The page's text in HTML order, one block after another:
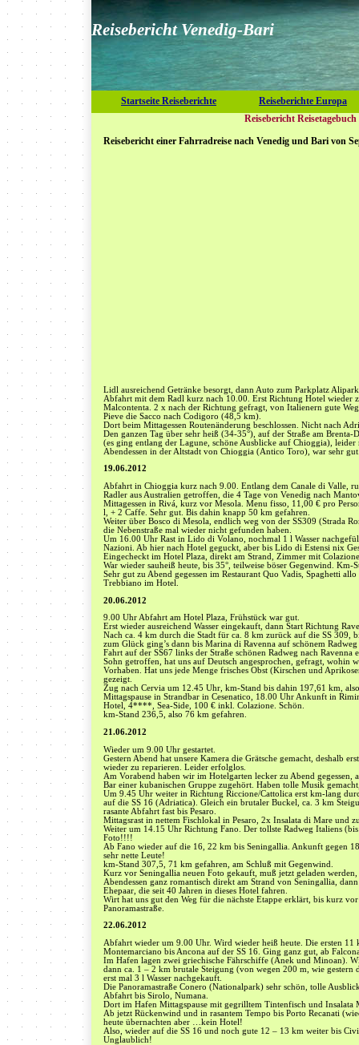
Reisebericht Venedig-Bari
Startseite Reiseberichte
Reiseberichte Europa
Reisebericht
Reisebericht einer Fahrradreise nach Venedig und Bari von
Lidl ausreichend Getränke besorgt, dann Auto zum Parkplatz
Abfahrt mit dem Radl kurz nach 10.00. Erst Richtung Hotel wieder
Malcontenta. 2 x nach der Richtung gefragt, von Italienern gute
Pieve die Sacco nach Codigoro (48,5 km).
Dort beim Mittagessen Routenänderung beschlossen. Nicht nach
Den ganzen Tag über sehr heiß (34-35°), auf der Straße am
(es ging entlang der Lagune, schöne Ausblicke auf Chioggia),
Abendessen in der Altstadt von Chioggia (Antico Toro), war sehr
19.06.2012
Abfahrt in Chioggia kurz nach 9.00. Entlang dem Canale di Valle,
Radler aus Australien getroffen, die 4 Tage von Venedig nach
Mittagessen in Rivá, kurz vor Mesola. Menu fisso, 11,00 € pro
l, + 2 Caffe. Sehr gut. Bis dahin knapp 50 km gefahren.
Weiter über Bosco di Mesola, endlich weg von der SS309 (Strada
die Nebenstraße mal wieder nicht gefunden haben.
Um 16.00 Uhr Rast in Lido di Volano, nochmal 1 l Wasser
Nazioni. Ab hier nach Hotel geguckt, aber bis Lido di Estensi nix
Eingecheckt im Hotel Plaza, direkt am Strand, Zimmer mit
War wieder sauheiß heute, bis 35°, teilweise böser Gegenwind.
Sehr gut zu Abend gegessen im Restaurant Quo Vadis, Spaghetti
Trebbiano im Hotel.
20.06.2012
9.00 Uhr Abfahrt am Hotel Plaza, Frühstück war gut.
Erst wieder ausreichend Wasser eingekauft, dann Start Richtung
Nach ca. 4 km durch die Stadt für ca. 8 km zurück auf die SS 309,
zum Glück ging’s dann bis Marina di Ravenna auf schönem
Fahrt auf der SS67 links der Straße schönen Radweg nach
Sohn getroffen, hat uns auf Deutsch angesprochen, gefragt, wohin
Vorhaben. Hat uns jede Menge frisches Obst (Kirschen und
gezeigt.
Zug nach Cervia um 12.45 Uhr, km-Stand bis dahin 197,61 km,
Mittagspause in Strandbar in Cesenatico, 18.00 Uhr Ankunft in
Hotel, 4****, Sea-Side, 100 € inkl. Colazione. Schön.
km-Stand 236,5, also 76 km gefahren.
21.06.2012
Wieder um 9.00 Uhr gestartet.
Gestern Abend hat unsere Kamera die Grätsche gemacht, deshalb
wieder zu reparieren. Leider erfolglos.
Am Vorabend haben wir im Hotelgarten lecker zu Abend gegessen,
Bar einer kubanischen Gruppe zugehört. Haben tolle Musik
Um 9.45 Uhr weiter in Richtung Riccione/Cattolica erst km-lang
auf die SS 16 (Adriatica). Gleich ein brutaler Buckel, ca. 3 km
rasante Abfahrt fast bis Pesaro.
Mittagsrast in nettem Fischlokal in Pesaro, 2x Insalata di Mare und
Weiter um 14.15 Uhr Richtung Fano. Der tollste Radweg Italiens
Foto!!!!
Ab Fano wieder auf die 16, 22 km bis Seningallia. Ankunft gegen
sehr nette Leute!
km-Stand 307,5, 71 km gefahren, am Schluß mit Gegenwind.
Kurz vor Seningallia neuen Foto gekauft, muß jetzt geladen
Abendessen ganz romantisch direkt am Strand von Seningallia,
Ehepaar, die seit 40 Jahren in dieses Hotel fahren.
Wirt hat uns gut den Weg für die nächste Etappe erklärt, bis kurz
Panoramastraße.
22.06.2012
Abfahrt wieder um 9.00 Uhr. Wird wieder heiß heute. Die ersten
Montemarciano bis Ancona auf der SS 16. Ging ganz gut, ab
Im Hafen lagen zwei griechische Fährschiffe (Anek und Minoan).
dann ca. 1 – 2 km brutale Steigung (von wegen 200 m, wie
erst mal 3 l Wasser nachgekauft.
Die Panoramastraße Conero (Nationalpark) sehr schön, tolle
Abfahrt bis Sirolo, Numana.
Dort im Hafen Mittagspause mit gegrilltem Tintenfisch und Insalata
Ab jetzt Rückenwind und in rasantem Tempo bis Porto Recanati
heute übernachten aber …kein Hotel!
Also, wieder auf die SS 16 und noch gute 12 – 13 km weiter bis
Unglaublich!